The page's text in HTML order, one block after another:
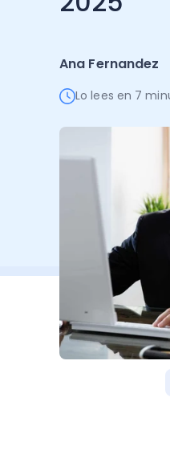
Ver todo
Ver TodoAna Fernandez
Lo lees en 7